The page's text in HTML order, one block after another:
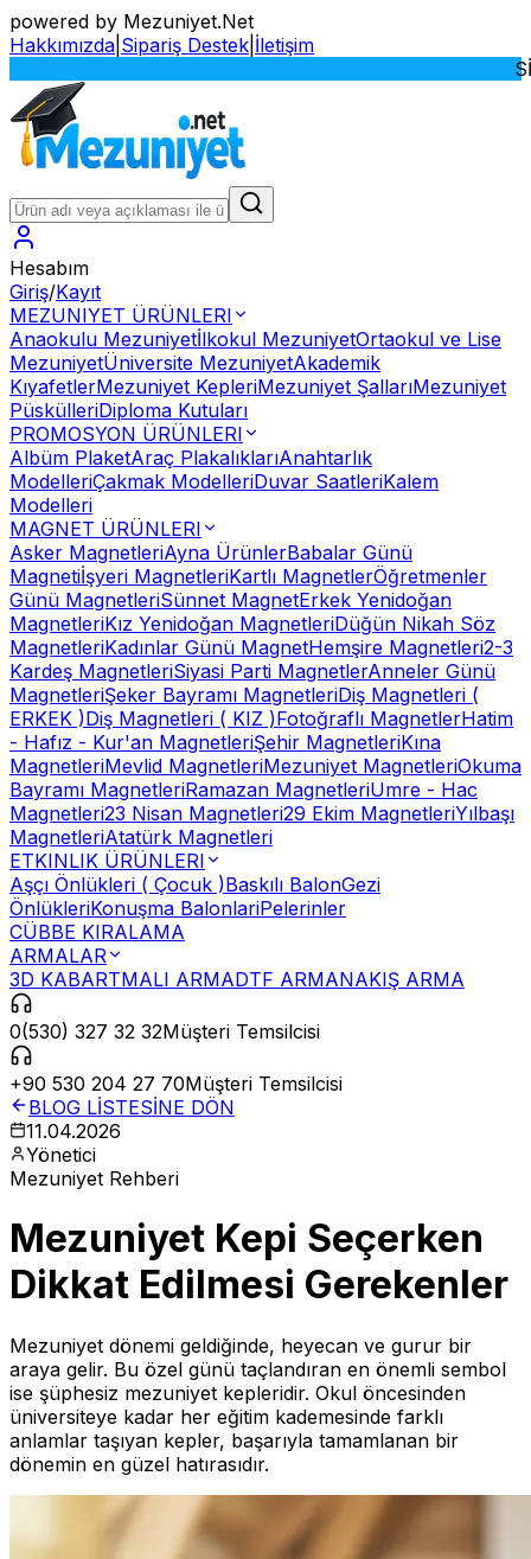
powered by Mezuniyet.Net
Hakkımızda Sipariş Destek İletişim
Hesabım
Giriş/Kayıt
MEZUNIYET ÜRÜNLERI
Anaokulu Mezuniyetİlkokul MezuniyetOrtaokul ve Lise
MezuniyetÜniversite MezuniyetAkademik
KıyafetlerMezuniyet KepleriMezuniyet ŞallarıMezuniyet
PüskülleriDiploma Kutuları
PROMOSYON ÜRÜNLERI
Albüm PlaketAraç PlakalıklarıAnahtarlık
ModelleriÇakmak ModelleriDuvar SaatleriKalem
Modelleri
MAGNET ÜRÜNLERI
Asker MagnetleriAyna ÜrünlerBabalar Günü
Magnetiİşyeri MagnetleriKartlı MagnetlerÖğretmenler
Günü MagnetleriSünnet MagnetErkek Yenidoğan
MagnetleriKız Yenidoğan MagnetleriDüğün Nikah Söz
MagnetleriKadınlar Günü MagnetHemşire Magnetleri2-3
Kardeş MagnetleriSiyasi Parti MagnetlerAnneler Günü
MagnetleriŞeker Bayramı MagnetleriDiş Magnetleri (
ERKEK )Diş Magnetleri ( KIZ )Fotoğraflı MagnetlerHatim
- Hafız - Kur'an MagnetleriŞehir MagnetleriKına
MagnetleriMevlid MagnetleriMezuniyet MagnetleriOkuma
Bayramı MagnetleriRamazan MagnetleriUmre - Hac
Magnetleri23 Nisan Magnetleri29 Ekim MagnetleriYılbaşı
MagnetleriAtatürk Magnetleri
ETKINLIK ÜRÜNLERI
Aşçı Önlükleri ( Çocuk )Baskılı BalonGezi
ÖnlükleriKonuşma BalonlariPelerinler
CÜBBE KIRALAMA
ARMALAR
3D KABARTMALI ARMADTF ARMANAKIŞ ARMA
0(530) 327 32 32Müşteri Temsilcisi
+90 530 204 27 70Müşteri Temsilcisi
BLOG LİSTESİNE DÖN
11.04.2026
Yönetici
Mezuniyet Rehberi
Mezuniyet Kepi Seçerken
Dikkat Edilmesi Gerekenler
Mezuniyet dönemi geldiğinde, heyecan ve gurur bir
araya gelir. Bu özel günü taçlandıran en önemli sembol
ise şüphesiz mezuniyet kepleridir. Okul öncesinden
üniversiteye kadar her eğitim kademesinde farklı
anlamlar taşıyan kepler, başarıyla tamamlanan bir
dönemin en güzel hatırasıdır.